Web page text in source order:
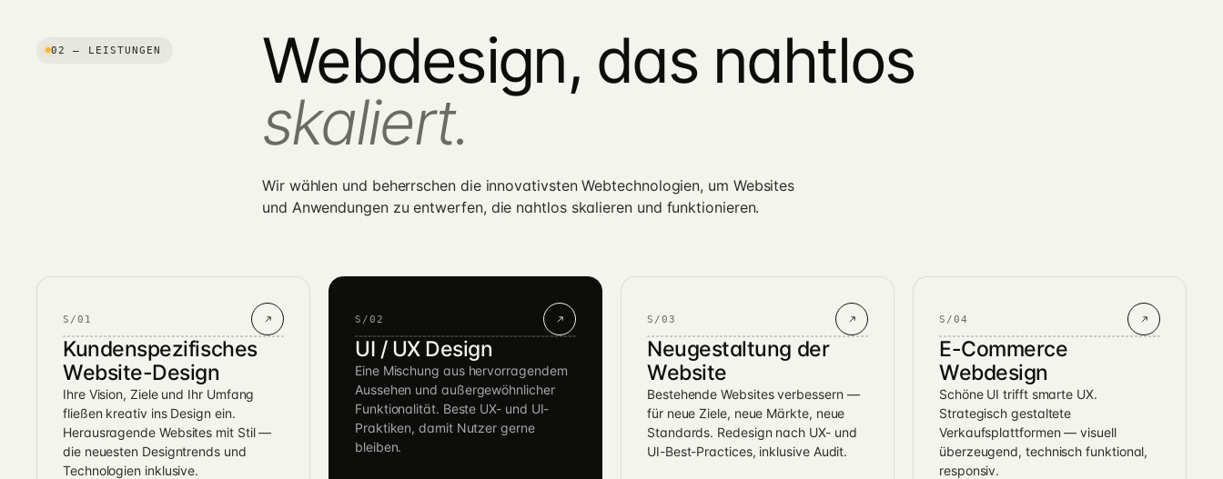
02 — LEISTUNGEN
Webdesign, das nahtlos
skaliert.
Wir wählen und beherrschen die innovativsten Webtechnologien, um Websites
und Anwendungen zu entwerfen, die nahtlos skalieren und funktionieren.
S/01
Kundenspezifisches
Website-Design
Ihre Vision, Ziele und Ihr Umfang
fließen kreativ ins Design ein.
Herausragende Websites mit Stil —
die neuesten Designtrends und
Technologien inklusive.
S/02
UI / UX Design
Eine Mischung aus hervorragendem
Aussehen und außergewöhnlicher
Funktionalität. Beste UX- und UI-
Praktiken, damit Nutzer gerne
bleiben.
S/03
Neugestaltung der
Website
Bestehende Websites verbessern —
für neue Ziele, neue Märkte, neue
Standards. Redesign nach UX- und
UI-Best-Practices, inklusive Audit.
S/04
E-Commerce
Webdesign
Schöne UI trifft smarte UX.
Strategisch gestaltete
Verkaufsplattformen — visuell
überzeugend, technisch funktional,
responsiv.